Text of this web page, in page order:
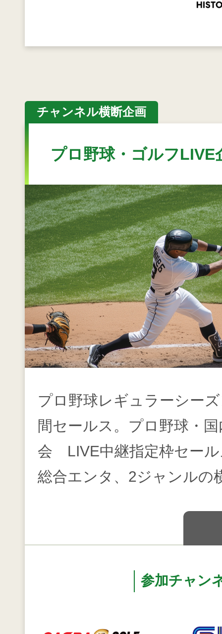
チャンネル横断企画
プロ野球・ゴルフLIVE
プロ野球レギュラーシー
間セールス。プロ野球・
会 LIVE中継指定枠セー
総合エンタ、2ジャンルの
参加チャン